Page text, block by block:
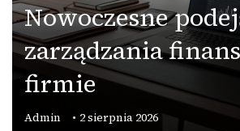
Nowoczesne
zarządzania
firmie
Admin 2 sierpnia 2026